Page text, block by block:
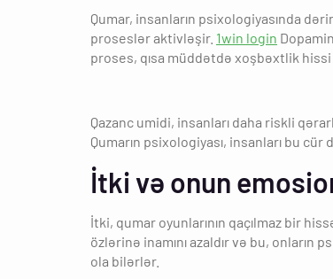
Qumar, insanların psixologiyasında
proseslər aktivləşir. 1win login
proses, qısa müddətdə xoşbəxtlik
Qazanc umidi, insanları daha riskli
Qumarın psixologiyası, insanları bu cür
İtki və onun
İtki, qumar oyunlarının qaçılmaz bir
özlərinə inamını azaldır və bu,
ola bilərlər.